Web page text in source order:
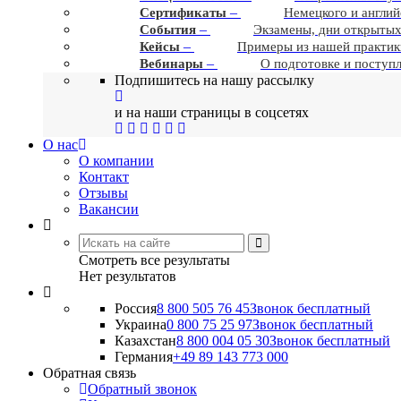
Сертификаты –
Немецкого и
События –
Экзамены, дни
Кейсы –
Примеры из нашей
Вебинары – О подготовке и
Подпишитесь на нашу рассылку
и на наши страницы в соцсетях
О нас
О компании
Контакт
Отзывы
Вакансии
Смотреть все результаты
Нет результатов
Россия8 800 505 76 45Звонок бесплатный
Украина0 800 75 25 97Звонок бесплатный
Казахстан8 800 004 05 30Звонок бесплатный
Германия+49 89 143 773 000
Обратная связь
Обратный звонок